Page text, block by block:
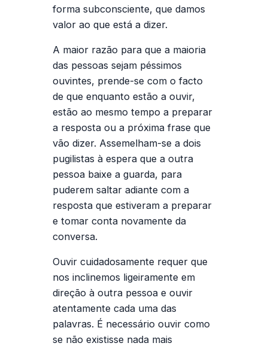
forma subconsciente, que damos
valor ao que está a dizer.
A maior razão para que a maioria
das pessoas sejam péssimos
ouvintes, prende-se com o facto
de que enquanto estão a ouvir,
estão ao mesmo tempo a preparar
a resposta ou a próxima frase que
vão dizer. Assemelham-se a dois
pugilistas à espera que a outra
pessoa baixe a guarda, para
puderem saltar adiante com a
resposta que estiveram a preparar
e tomar conta novamente da
conversa.
Ouvir cuidadosamente requer que
nos inclinemos ligeiramente em
direção à outra pessoa e ouvir
atentamente cada uma das
palavras. É necessário ouvir como
se não existisse nada mais